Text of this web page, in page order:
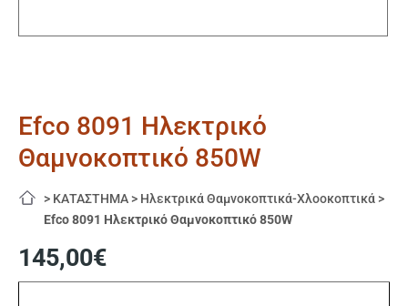
Efco 8091 Ηλεκτρικό
Θαμνοκοπτικό 850W
> ΚΑΤΑΣΤΗΜΑ > Ηλεκτρικά Θαμνοκοπτικά-Χλοοκοπτικά >
Efco 8091 Ηλεκτρικό Θαμνοκοπτικό 850W
145,00€